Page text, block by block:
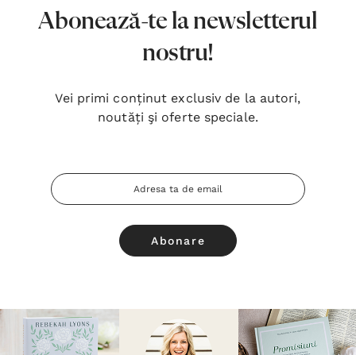
Abonează-te la newsletterul
nostru!
Vei primi conținut exclusiv de la autori,
noutăți şi oferte speciale.
Adresa
Email